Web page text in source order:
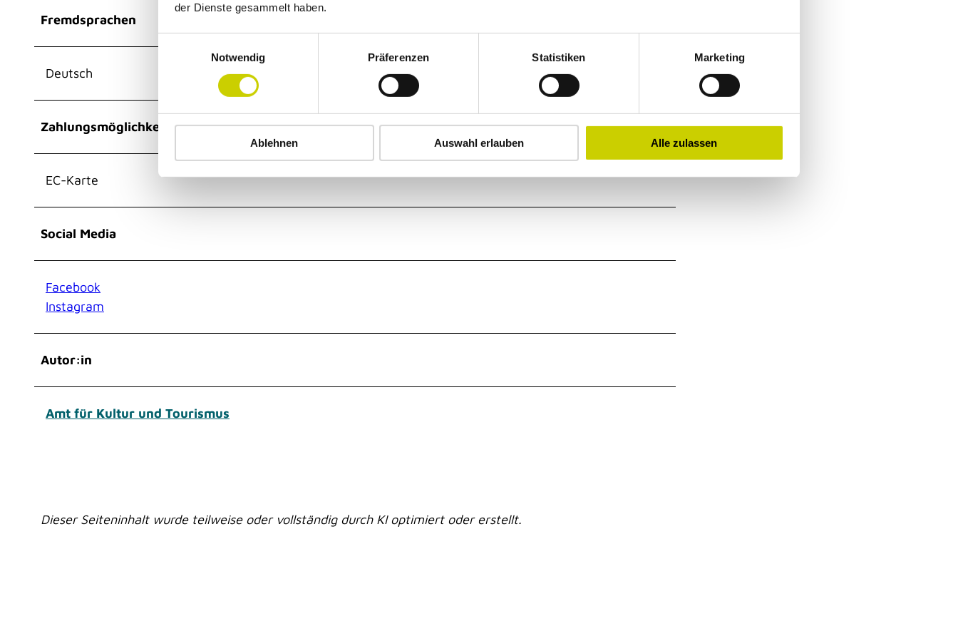
der Dienste gesammelt haben.
l
g
n
a
a
Notwendig Präferenzen Statistiken Marketing
Ablehnen Auswahl erlauben Alle zulassen
Fremdsprachen
Deutsch
Zahlungsmöglichkeiten
EC-Karte
Social Media
Facebook
Instagram
Autor:in
Amt für Kultur und Tourismus
Dieser Seiteninhalt wurde teilweise oder vollständig durch KI optimiert oder erstellt.